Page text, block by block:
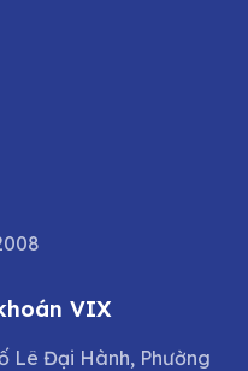
VIX
Lê Đại Hành, Phường